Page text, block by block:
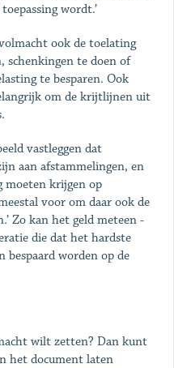
wordt.’
ook de toelating
schenkingen te doen of
te besparen. Ook
om de krijtlijnen uit
vastleggen dat
aan afstammelingen, en
moeten krijgen op
voor om daar ook de
Zo kan het geld meteen
die dat het hardste
bespaard worden op de
wilt zetten? Dan kunt
het document laten